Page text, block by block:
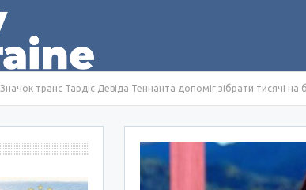
Значок транс Тардіс Девіда Теннанта допоміг зібрати тисячі на